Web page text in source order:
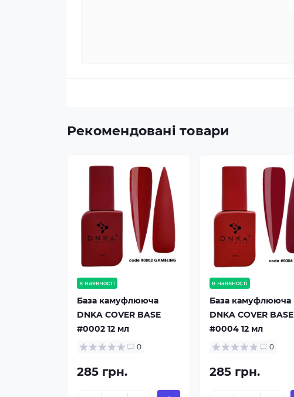
Рекомендовані товари
в наявності
База камуфлююча
DNKA COVER BASE
#0002 12 мл
0
285 грн.
в наявності
База камуфлююча
DNKA COVER BASE
#0004 12 мл
0
285 грн.